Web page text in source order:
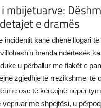
mbijetuarve:
e dramës
incidentit kanë dhënë llogari
brenda ndërtesës
u përballur me flakët e
zgjedhje të rrezikshme: të
ose të kërcojnë nëpër
vepruar me shpejtësi, u